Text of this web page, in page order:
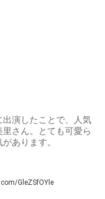
演したことで、人気
さん。とても可愛ら
あります。
GleZSfOYle